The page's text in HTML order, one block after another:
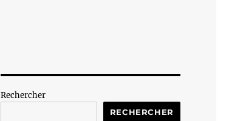
Rechercher
RECHERCHER